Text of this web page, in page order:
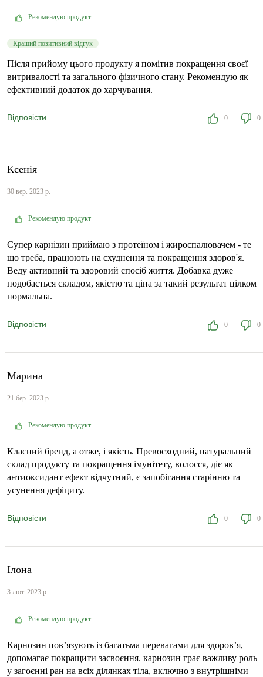
Рекомендую продукт
Кращий позитивний відгук
Після прийому цього продукту я помітив покращення своєї
витривалості та загального фізичного стану. Рекомендую як
ефективний додаток до харчування.
Відповісти 0 0
Ксенія
30 вер. 2023 р.
Рекомендую продукт
Супер карнізин приймаю з протеїном і жироспалювачем - те
що треба, працюють на схуднення та покращення здоров'я.
Веду активний та здоровий спосіб життя. Добавка дуже
подобається складом, якістю та ціна за такий результат цілком
нормальна.
Відповісти 0 0
Марина
21 бер. 2023 р.
Рекомендую продукт
Класний бренд, а отже, і якість. Превосходний, натуральний
склад продукту та покращення імунітету, волосся, діє як
антиоксидант ефект відчутний, є запобігання старінню та
усунення дефіциту.
Відповісти 0 0
Ілона
3 лют. 2023 р.
Рекомендую продукт
Карнозин пов’язують із багатьма перевагами для здоров’я,
допомагає покращити засвоєння. карнозин грає важливу роль
у загоєнні ран на всіх ділянках тіла, включно з внутрішніми